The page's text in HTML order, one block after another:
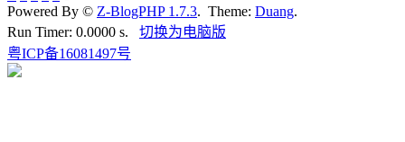
Powered By © Z-BlogPHP 1.7.3. Theme: Duang.
Run Timer: 0.0000 s. 切换为电脑版
粤ICP备16081497号